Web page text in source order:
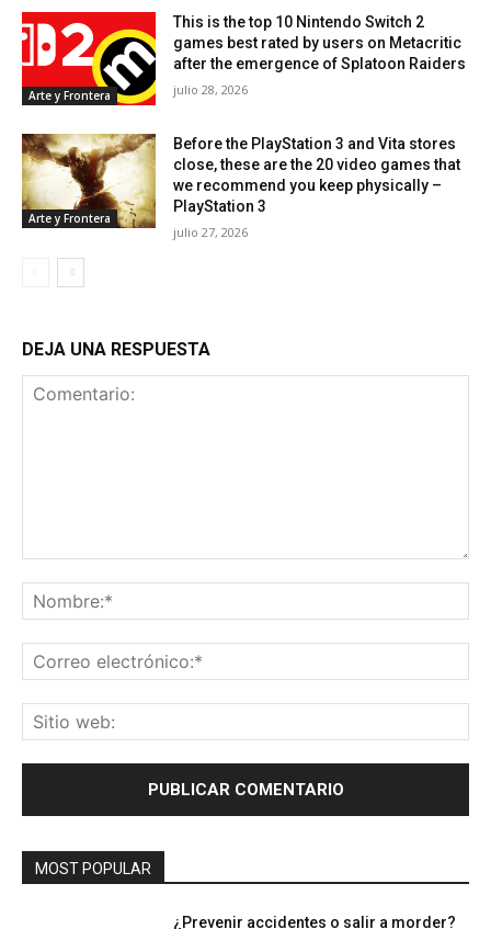
Arte y Frontera
This is the top 10 Nintendo Switch 2
games best rated by users on Metacritic
after the emergence of Splatoon Raiders
julio 28, 2026
Arte y Frontera
Before the PlayStation 3 and Vita stores
close, these are the 20 video games that
we recommend you keep physically –
PlayStation 3
julio 27, 2026
DEJA UNA RESPUESTA
MOST POPULAR
¿Prevenir accidentes o salir a morder?